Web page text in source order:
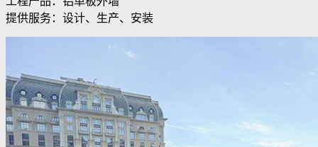
提供服务：设计、生产、安装